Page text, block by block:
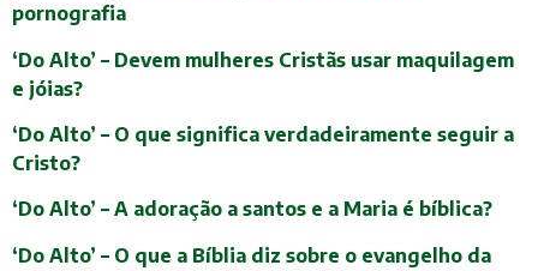
pornografia
‘Do Alto’ – Devem mulheres Cristãs usar maquilagem
e jóias?
‘Do Alto’ – O que significa verdadeiramente seguir a
Cristo?
‘Do Alto’ – A adoração a santos e a Maria é bíblica?
‘Do Alto’ – O que a Bíblia diz sobre o evangelho da